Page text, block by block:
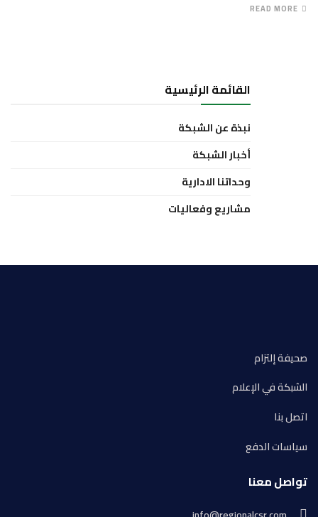
READ MORE
القائمة الرئيسية
نبذة عن الشبكة
أخبار الشبكة
وحداتنا الادارية
مشاريع وفعاليات
صحيفة إلتزام
الشبكة في الإعلام
اتصل بنا
سياسات الدفع
تواصل معنا